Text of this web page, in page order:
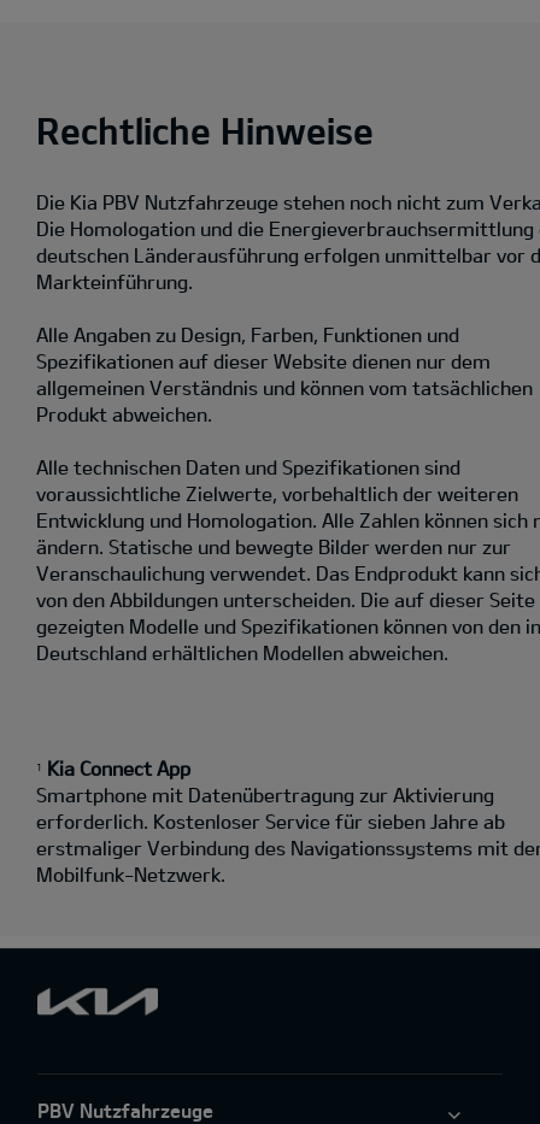
Rechtliche Hinweise
Die Kia PBV Nutzfahrzeuge stehen noch nicht zum
Die Homologation und die Energieverbrauchsermittlung
deutschen Länderausführung erfolgen unmittelbar vor
Markteinführung.
Alle Angaben zu Design, Farben, Funktionen und
Spezifikationen auf dieser Website dienen nur dem
allgemeinen Verständnis und können vom tatsächlichen
Produkt abweichen.
Alle technischen Daten und Spezifikationen sind
voraussichtliche Zielwerte, vorbehaltlich der weiteren
Entwicklung und Homologation. Alle Zahlen können sich
ändern. Statische und bewegte Bilder werden nur zur
Veranschaulichung verwendet. Das Endprodukt kann
von den Abbildungen unterscheiden. Die auf dieser Seite
gezeigten Modelle und Spezifikationen können von den in
Deutschland erhältlichen Modellen abweichen.
1
Kia Connect App
Smartphone mit Datenübertragung zur Aktivierung
erforderlich. Kostenloser Service für sieben Jahre ab
erstmaliger Verbindung des Navigationssystems mit
Mobilfunk-Netzwerk.
PBV Nutzfahrzeuge